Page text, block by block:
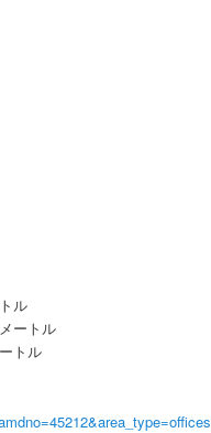
ル
ートル
トル